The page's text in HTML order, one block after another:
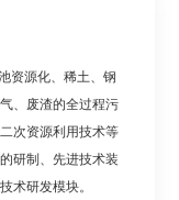
资源化、稀土、钢
、废渣的全过程污
次资源利用技术等
研制、先进技术装
术研发模块。